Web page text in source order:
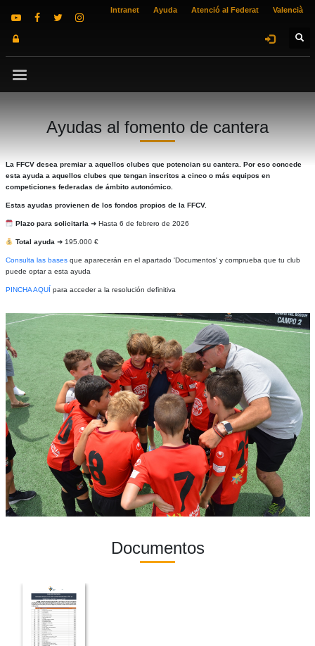
Intranet Ayuda Atenció al Federat Valencià
Ayudas al fomento de cantera
La FFCV desea premiar a aquellos clubes que potencian su cantera. Por eso concede
esta ayuda a aquellos clubes que tengan inscritos a cinco o más equipos en
competiciones federadas de ámbito autonómico.
Estas ayudas provienen de los fondos propios de la FFCV.
Plazo para solicitarla ➜ Hasta 6 de febrero de 2026
Total ayuda ➜ 195.000 €
Consulta las basesque aparecerán en el apartado 'Documentos' y comprueba que tu club
puede optar a esta ayuda
PINCHA AQUÍ para acceder a la resolución definitiva
Documentos